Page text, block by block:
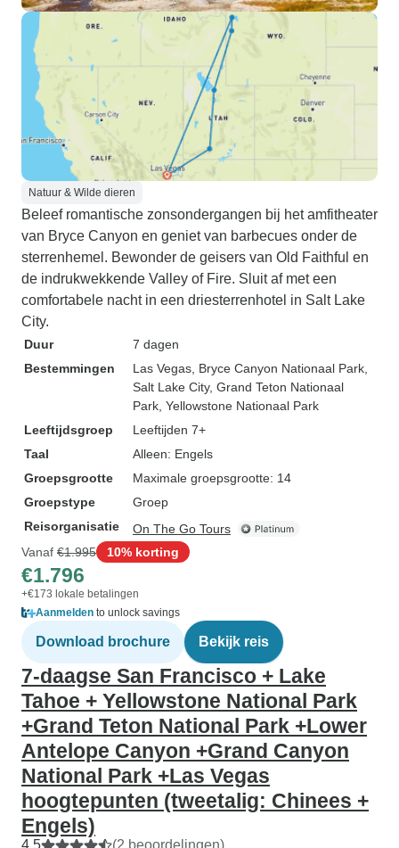
Natuur & Wilde dieren
Beleef romantische zonsondergangen bij het amfitheater
van Bryce Canyon en geniet van barbecues onder de
sterrenhemel. Bewonder de geisers van Old Faithful en
de indrukwekkende Valley of Fire. Sluit af met een
comfortabele nacht in een driesterrenhotel in Salt Lake
City.
Duur
7 dagen
Bestemmingen
Las Vegas , Bryce Canyon Nationaal Park
Salt Lake City, Grand Teton Nationaal
Park , Yellowstone Nationaal Park
Leeftijdsgroep
Leeftijden 7+
Taal
Alleen: Engels
Groepsgrootte
Maximale groepsgrootte: 14
Groepstype
Groep
Reisorganisatie
On The Go Tours
Vanaf €1.995 10% korting
€1.796
+€173 lokale betalingen
Aanmelden to unlock savings
Download brochure Bekijk reis
7-daagse San Francisco + Lake
Tahoe + Yellowstone National Park
+Grand Teton National Park +Lower
Antelope Canyon +Grand Canyon
National Park +Las Vegas
hoogtepunten (tweetalig: Chinees +
Engels)
4,5 (2 beoordelingen)